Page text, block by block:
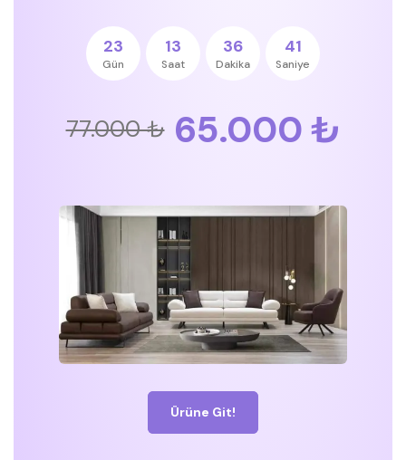
23
Gün
13
Saat
36
Dakika
41
Saniye
77.000 ₺ 65.000 ₺
Ürüne Git!